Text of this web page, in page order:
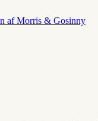
af Morris & Gosinny